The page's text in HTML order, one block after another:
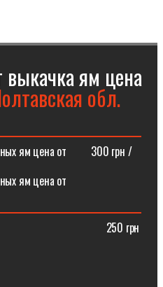
выкачка ям цена
обл.
ям цена от⠀⠀⠀300 грн /
ям цена от
грн